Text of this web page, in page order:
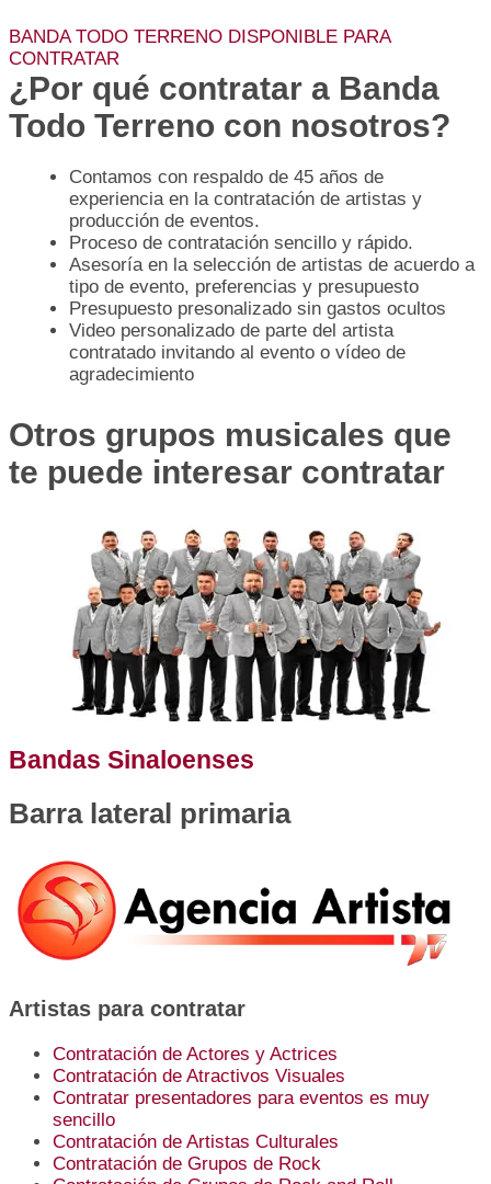
BANDA TODO TERRENO DISPONIBLE PARA
CONTRATAR
¿Por qué contratar a Banda
Todo Terreno con nosotros?
Contamos con respaldo de 45 años de
experiencia en la contratación de artistas y
producción de eventos.
Proceso de contratación sencillo y rápido.
Asesoría en la selección de artistas de acuerdo a
tipo de evento, preferencias y presupuesto
Presupuesto presonalizado sin gastos ocultos
Video personalizado de parte del artista
contratado invitando al evento o vídeo de
agradecimiento
Otros grupos musicales que
te puede interesar contratar
Bandas Sinaloenses
Barra lateral primaria
Artistas para contratar
Contratación de Actores y Actrices
Contratación de Atractivos Visuales
Contratar presentadores para eventos es muy
sencillo
Contratación de Artistas Culturales
Contratación de Grupos de Rock